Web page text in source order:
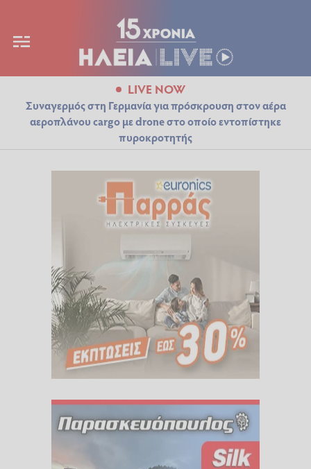
LIVE NOW
Συναγερμός στη Γερμανία για πρόσκρουση στον αέρα
αεροπλάνου cargo με drone στο οποίο εντοπίστηκε
πυροκροτητής